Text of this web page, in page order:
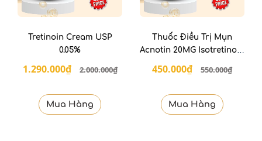
Tretinoin Cream USP
0.05%
1.290.000₫ 2.000.000₫
Mua Hàng
Thuốc Điều Trị Mụn
Acnotin 20MG Isotretinoin
450.000₫ 550.000₫
Mua Hàng